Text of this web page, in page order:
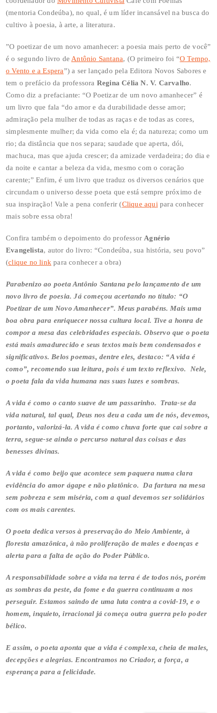
(mentoria Condeúba), no qual, é um líder incansável na busca do
cultivo à poesia, à arte, a literatura.
”O poetizar de um novo amanhecer: a poesia mais perto de você”
é o segundo livro de Antônio Santana, (O primeiro foi “O Tempo,
o Vento e a Espera”) a ser lançado pela Editora Novos Sabores e
tem o prefácio da professora Regina Célia N. V. Carvalho.
Como diz a prefaciante: “O Poetizar de um novo amanhecer” é
um livro que fala “do amor e da durabilidade desse amor;
admiração pela mulher de todas as raças e de todas as cores,
simplesmente mulher; da vida como ela é; da natureza; como um
rio; da distância que nos separa; saudade que aperta, dói,
machuca, mas que ajuda crescer; da amizade verdadeira; do dia e
da noite e cantar a beleza da vida, mesmo com o coração
carente;” Enfim, é um livro que traduz os diversos cenários que
circundam o universo desse poeta que está sempre próximo de
sua inspiração! Vale a pena conferir (Clique aqui para conhecer
mais sobre essa obra!
Confira também o depoimento do professor Agnério
Evangelista, autor do livro: “Condeúba, sua história, seu povo”
(clique no link para conhecer a obra)
Parabenizo ao poeta Antônio Santana pelo lançamento de um
novo livro de poesia. Já começou acertando no título: “O
Poetizar de um Novo Amanhecer”. Meus parabéns. Mais uma
boa obra para enriquecer nossa cultura local. Tive a honra de
compor a mesa das celebridades especiais. Observo que o poeta
está mais amadurecido e seus textos mais bem condensados e
significativos. Belos poemas, dentre eles, destaco: “A vida é
como”, recomendo sua leitura, pois é um texto reflexivo. Nele,
o poeta fala da vida humana nas suas luzes e sombras.
A vida é como o canto suave de um passarinho. Trata-se da
vida natural, tal qual, Deus nos deu a cada um de nós, devemos,
portanto, valorizá-la. A vida é como chuva forte que cai sobre a
terra, segue-se ainda o percurso natural das coisas e das
benesses divinas.
A vida é como beijo que acontece sem paquera numa clara
evidência do amor ágape e não platônico. Da fartura na mesa
sem pobreza e sem miséria, com a qual devemos ser solidários
com os mais carentes.
O poeta dedica versos à preservação do Meio Ambiente, à
floresta amazônica, à não proliferação de males e doenças e
alerta para a falta de ação do Poder Público.
A responsabilidade sobre a vida na terra é de todos nós, porém
as sombras da peste, da fome e da guerra continuam a nos
perseguir. Estamos saindo de uma luta contra a covid-19, e o
homem, inquieto, irracional já começa outra guerra pelo poder
bélico.
E assim, o poeta aponta que a vida é complexa, cheia de males,
decepções e alegrias. Encontramos no Criador, a força, a
esperança para a felicidade.